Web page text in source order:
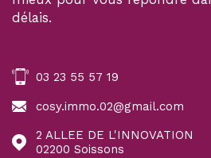
délais.
03 23 55 57 19
cosy.immo.02@gmail.com
2 ALLEE DE L'INNOVATION
02200
Soissons